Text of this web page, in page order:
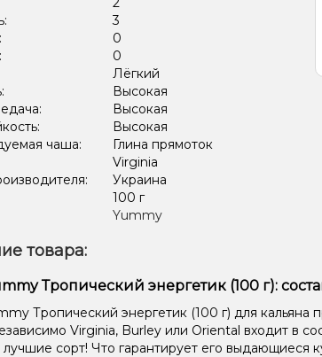
3
0
0
Лёгкий
Высокая
Высокая
Высокая
чаша:
Глина прямоток
Virginia
Украина
100 г
Yummy
товара:
Тропический энергетик (100 г):
Тропический энергетик (100 г) для кальяна
Virginia, Burley или Oriental входит в
сорт! Что гарантирует его выдающиеся